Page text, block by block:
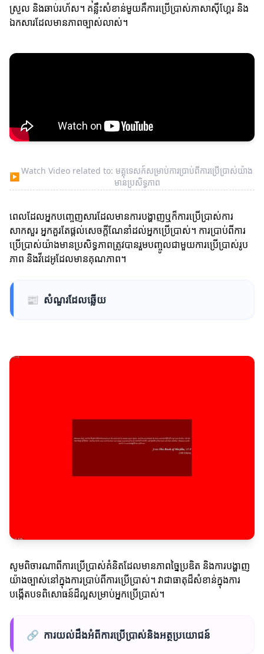
ស្រួល និងឆាប់រហ័ស។ គន្លឹះសំខាន់មួយគឺការប្រើប្រាស់ភាសាសុីហ្គែរ និង
ឯកសារដែលមានភាពច្បាស់លាស់។
▶
Watch Video related to: មគ្គុទេសក៍សម្រាប់ការប្រាប់ពីការប្រើប្រាស់យ៉ាង
មានប្រសិទ្ធភាព
ពេលដែលអ្នកបញ្ចេញសារដែលមានការបង្ហាញឬក៏ការប្រើប្រាស់ការ
សាកសួរ អ្នកគួរតែផ្តល់សេចក្តីណែនាំដល់អ្នកប្រើប្រាស់។ ការប្រាប់ពីការ
ប្រើប្រាស់យ៉ាងមានប្រសិទ្ធភាពត្រូវបានរួមបញ្ចូលជាមួយការប្រើប្រាស់រូប
ភាព និងវីដេអូដែលមានគុណភាព។
📰 សំណួរដែលឆ្លើយ
សូមពិចារណាពីការប្រើប្រាស់គំនិតដែលមានភាពច្នៃប្រឌិត និងការបង្ហាញ
យ៉ាងច្បាស់នៅក្នុងការប្រាប់ពីការប្រើប្រាស់។ វាជាធាតុដ៏សំខាន់ក្នុងការ
បង្កើតបទពិសោធន៍ដ៏ល្អសម្រាប់អ្នកប្រើប្រាស់។
🔗 ការយល់ដឹងអំពីការប្រើប្រាស់និងអត្ថប្រយោជន៍